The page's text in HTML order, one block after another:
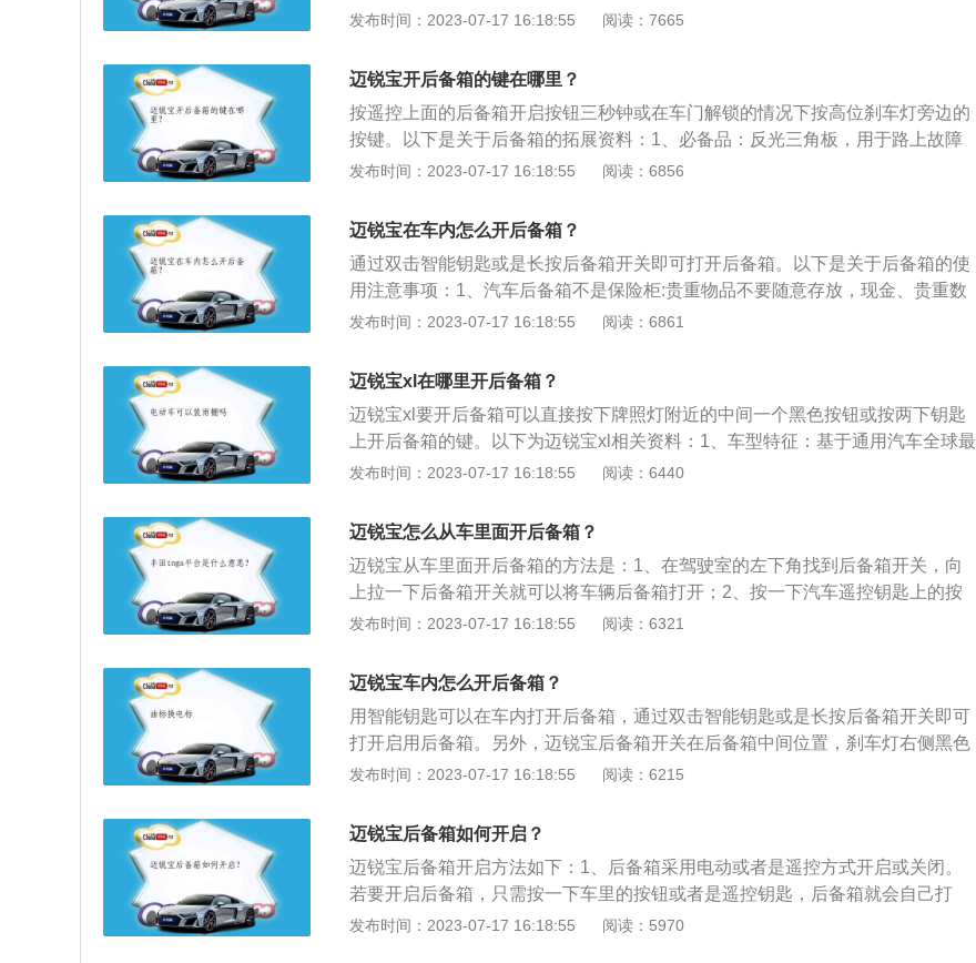
涡轮发动机和6速手自一体DSS智能启停变速箱。如此高的配置，在同一级别的
力，起步快，而且油耗也很低。如果想买差不多价位的汽车，这款雪佛兰迈锐宝
是一个很好的选择。2.外观：现在年轻人买车比较注重汽车的外观，喜欢购买运
动型的汽车。恰巧，雪佛兰迈锐宝就是这么一款汽车。这辆车走的就是运动风，
外观看起来充满力量，具有灵活性。正如外观那样，当坐进车内，启动汽车，抬
起离合，踩下油门的那一刻，就可以感受到这款车的力量。
发布时间：2023-07-17 16:18:55 阅读：7665
迈锐宝开后备箱的键在哪里？
按遥控上面的后备箱开启按钮三秒钟或在车门解锁的情况下按高位刹车灯旁边的
按键。以下是关于后备箱的拓展资料：1、必备品：反光三角板，用于路上故障
时提醒后车。灭火器，用于车辆意外起火。灰尘掸子，主要用来掸玻璃。小型应
项：日常短途用车时不要把后备箱装满；不要把后备箱当成“储藏室”；不要把食
物放置、遗忘在后备箱。箱垫最好采用化纤、棉毛等制品，不要用沉重的地胶，
一套地胶的重量在10千克到15千克左右，会对油耗产生影响。不要将打火机、发
胶等易燃易爆物品放在后备箱，因为后备箱的空间更加密闭，如果遇到高温天
气，加上路途颠簸，很可能发生爆炸。
发布时间：2023-07-17 16:18:55 阅读：6856
迈锐宝在车内怎么开后备箱？
通过双击智能钥匙或是长按后备箱开关即可打开后备箱。以下是关于后备箱的使
用注意事项：1、汽车后备箱不是保险柜:贵重物品不要随意存放，现金、贵重数
码产品、名酒名烟等贵重物品，切记不要随意放在后备箱里.2、汽车颠簸容易产
炸。为了自身安全着想，千万不要在汽车后备箱中存放这些危险品。3、食品、
饮料等食用品不要长期存放在后备箱里:由于汽车温度过高，容易加速变质，还容
易产生异味。4、过重的杂物：长期存放容易使后备箱负荷过高，对悬挂造成影
响，还会增加车载负荷和油耗。5、宽敞的后备箱需要合理利用：应该养成有条
理放置物品的习惯。
发布时间：2023-07-17 16:18:55 阅读：6861
迈锐宝xl在哪里开后备箱？
迈锐宝xl要开后备箱可以直接按下牌照灯附近的中间一个黑色按钮或按两下钥匙
上开后备箱的键。以下为迈锐宝xl相关资料：1、车型特征：基于通用汽车全球最
先进中高级车平台打造，全面引入通用汽车以智能驱动科技，全球领先的智能制
标准，带来更智能、更节能、更环保的中高级轿车驾享体验；2、动力方面：采
用535T智能直喷涡轮发动机与CVT智能无级变速箱的全新动力组合，最大额定功
率达到121千瓦，在1500-4000转/分的平台范围内可迸发出240牛·米的峰值扭
矩。
发布时间：2023-07-17 16:18:55 阅读：6440
迈锐宝怎么从车里面开后备箱？
迈锐宝从车里面开后备箱的方法是：1、在驾驶室的左下角找到后备箱开关，向
上拉一下后备箱开关就可以将车辆后备箱打开；2、按一下汽车遥控钥匙上的按
钮也可以打开后备箱。迈锐宝xl是一款中型4门5座三厢车，其车身尺寸是：长49
压发动机，最大功率是124千瓦，最大扭矩是250牛米，其前悬挂使用了麦弗逊式
独立悬挂，后悬挂使用了多连杆式独立悬挂。
发布时间：2023-07-17 16:18:55 阅读：6321
迈锐宝车内怎么开后备箱？
用智能钥匙可以在车内打开后备箱，通过双击智能钥匙或是长按后备箱开关即可
打开启用后备箱。另外，迈锐宝后备箱开关在后备箱中间位置，刹车灯右侧黑色
的按钮就是后备箱开关，假如在后备箱找不打开关，可以在主行驶左侧车门上找
只要微微用力向上拨动按键即可打开后备箱。更多介绍如下：1、需要注意的
是，假如后备箱并不是自动打开启用或关闭，在打开或是关闭后备箱时，需要注
意避免夹手。2、一般情况下来讲，家用后备箱容积在400-600L上下，需要注意
的是，在用车辆的过程中，一定不要在后备箱装载过多的货物，假如装载太多货
物，会影响到车辆自身的重量增重，添加车辆耗油。3、在用车辆的过程中，不
发布时间：2023-07-17 16:18:55 阅读：6215
迈锐宝后备箱如何开启？
迈锐宝后备箱开启方法如下：1、后备箱采用电动或者是遥控方式开启或关闭。
若要开启后备箱，只需按一下车里的按钮或者是遥控钥匙，后备箱就会自己打
开，如果要关闭后备箱，就按一下后备箱里的关闭按钮或者车内的关闭按钮后，
发布时间：2023-07-17 16:18:55 阅读：5970